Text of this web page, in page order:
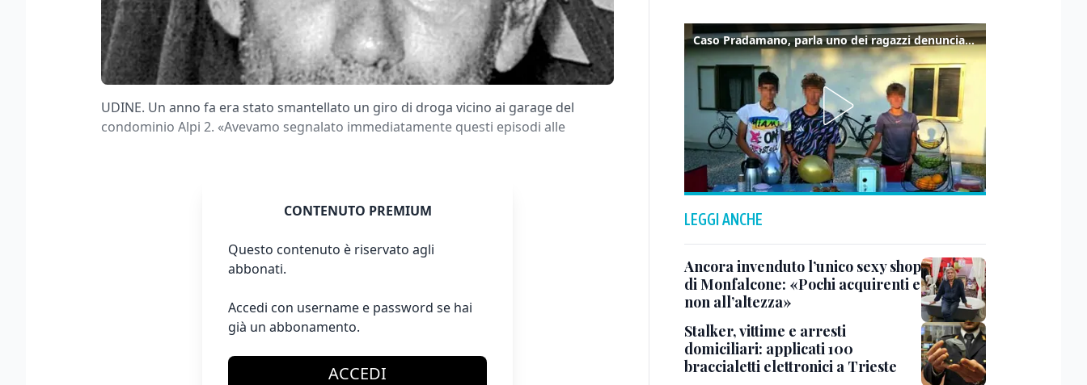
UDINE. Un anno fa era stato smantellato un giro di droga vicino ai garage del
condominio Alpi 2. «Avevamo segnalato immediatamente questi episodi alle
CONTENUTO PREMIUM
Questo contenuto è riservato agli
abbonati.
Accedi con username e password se hai
già un abbonamento.
ACCEDI
Caso Pradamano, parla uno dei ragazzi denunciati per la limonata: "Volevo anche aiutare i miei"
LEGGI ANCHE
Ancora invenduto l’unico sexy shop
di Monfalcone: «Pochi acquirenti e
non all’altezza»
Stalker, vittime e arresti
domiciliari: applicati 100
braccialetti elettronici a Trieste